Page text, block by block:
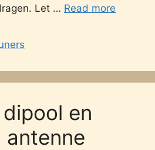
Let … Read more
en
antenne